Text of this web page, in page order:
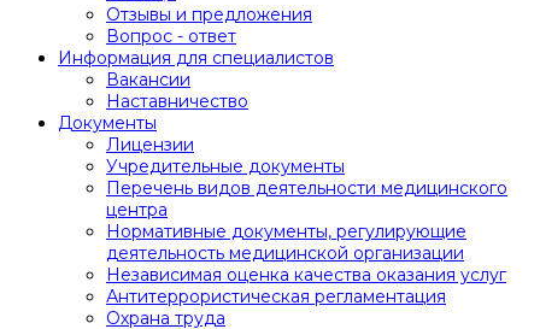
Отзывы и предложения
Вопрос - ответ
Информация для специалистов
Вакансии
Наставничество
Документы
Лицензии
Учредительные документы
Перечень видов деятельности медицинского
центра
Нормативные документы, регулирующие
деятельность медицинской организации
Независимая оценка качества оказания услуг
Антитеррористическая регламентация
Охрана труда